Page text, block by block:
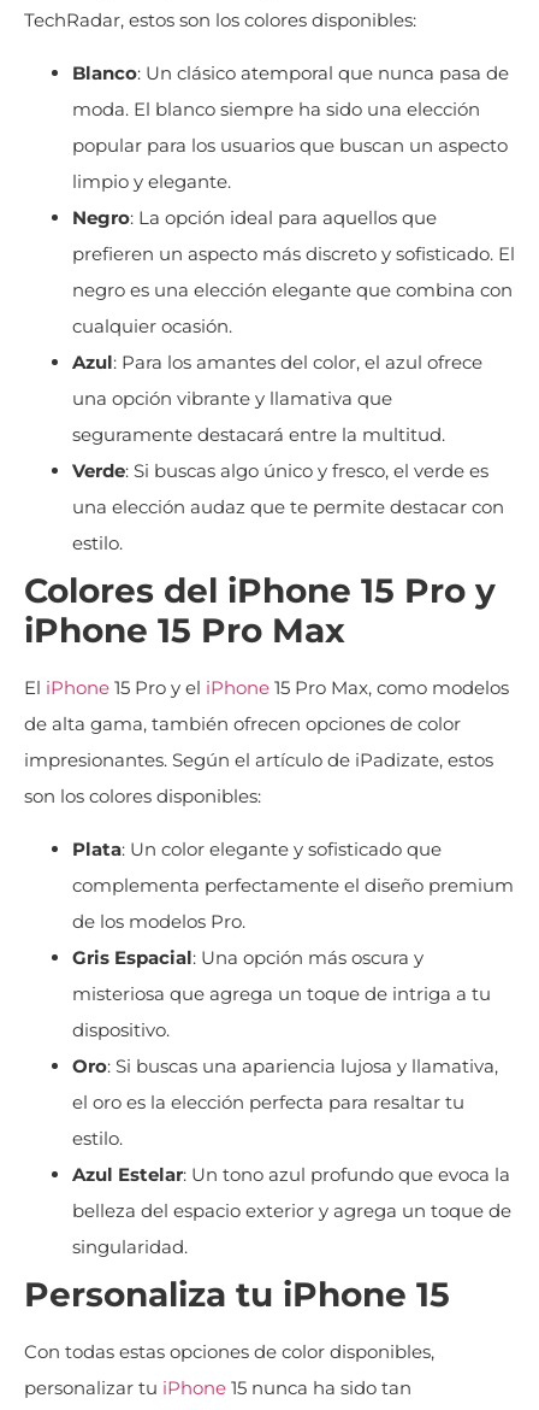
TechRadar, estos son los colores disponibles:
Blanco: Un clásico atemporal que nunca pasa de
moda. El blanco siempre ha sido una elección
popular para los usuarios que buscan un aspecto
limpio y elegante.
Negro: La opción ideal para aquellos que
prefieren un aspecto más discreto y sofisticado. El
negro es una elección elegante que combina con
cualquier ocasión.
Azul: Para los amantes del color, el azul ofrece
una opción vibrante y llamativa que
seguramente destacará entre la multitud.
Verde: Si buscas algo único y fresco, el verde es
una elección audaz que te permite destacar con
estilo.
Colores del iPhone 15 Pro y
iPhone 15 Pro Max
El iPhone 15 Pro y el iPhone 15 Pro Max, como modelos
de alta gama, también ofrecen opciones de color
impresionantes. Según el artículo de iPadizate, estos
son los colores disponibles:
Plata: Un color elegante y sofisticado que
complementa perfectamente el diseño premium
de los modelos Pro.
Gris Espacial: Una opción más oscura y
misteriosa que agrega un toque de intriga a tu
dispositivo.
Oro: Si buscas una apariencia lujosa y llamativa,
el oro es la elección perfecta para resaltar tu
estilo.
Azul Estelar: Un tono azul profundo que evoca la
belleza del espacio exterior y agrega un toque de
singularidad.
Personaliza tu iPhone 15
Con todas estas opciones de color disponibles,
personalizar tu iPhone 15 nunca ha sido tan